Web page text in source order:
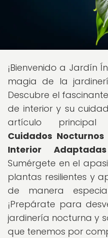
¡Bienvenido a Jardín
magia de la
Descubre el
de interior y su
artículo
Cuidados
Interior
Sumérgete en el
plantas resilientes y
de manera
¡Prepárate para
jardinería nocturna y
que tenemos por